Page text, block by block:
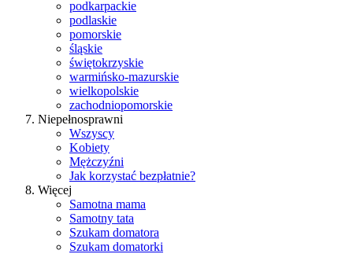
podkarpackie
podlaskie
pomorskie
śląskie
świętokrzyskie
warmińsko-mazurskie
wielkopolskie
zachodniopomorskie
Niepełnosprawni
Wszyscy
Kobiety
Mężczyźni
Jak korzystać bezpłatnie?
Więcej
Samotna mama
Samotny tata
Szukam domatora
Szukam domatorki